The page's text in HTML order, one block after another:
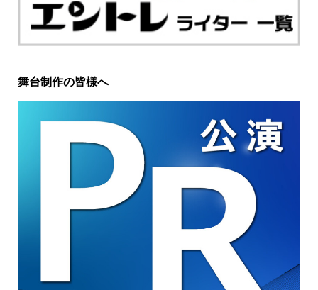
舞台制作の皆様へ